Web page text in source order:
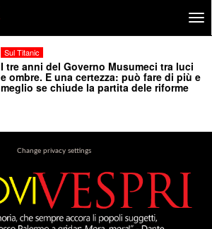
Sul Titanic
I tre anni del Governo Musumeci tra luci
e ombre. E una certezza: può fare di più e
meglio se chiude la partita dele riforme
Change privacy settings